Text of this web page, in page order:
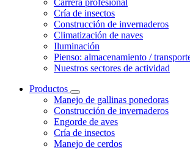
Carrera profesional
Cría de insectos
Construcción de invernaderos
Climatización de naves
Iluminación
Pienso: almacenamiento /
Nuestros sectores de actividad
Productos
Manejo de gallinas ponedoras
Construcción de invernaderos
Engorde de aves
Cría de insectos
Manejo de cerdos